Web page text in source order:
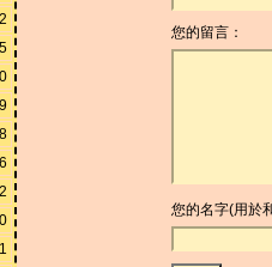
您的留言：
您的名字(用於